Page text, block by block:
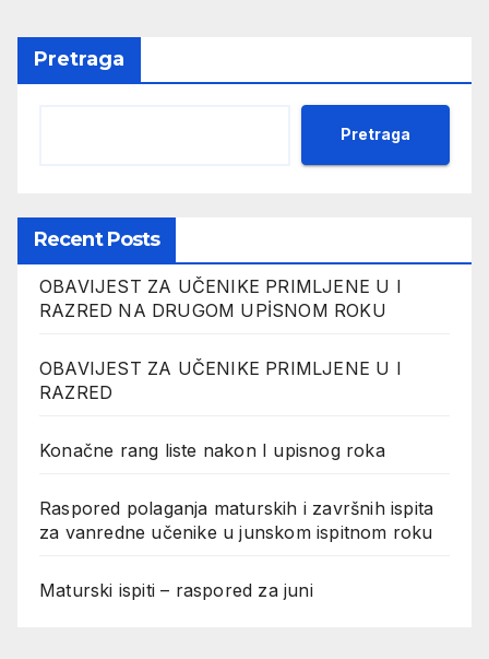
Pretraga
Pretraga
Recent Posts
OBAVIJEST ZA UČENIKE PRIMLJENE U I
RAZRED NA DRUGOM UPİSNOM ROKU
OBAVIJEST ZA UČENIKE PRIMLJENE U I
RAZRED
Konačne rang liste nakon I upisnog roka
Raspored polaganja maturskih i završnih ispita
za vanredne učenike u junskom ispitnom roku
Maturski ispiti – raspored za juni